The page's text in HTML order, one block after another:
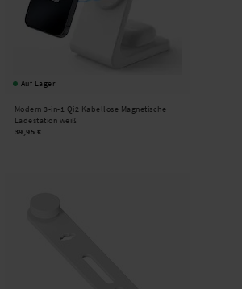
Auf Lager
Modern 3-in-1 Qi2 Kabellose Magnetische
Ladestation weiß
39,95 €